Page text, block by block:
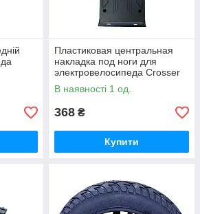
Пластиковая центральная
накладка под ноги для
электровелосипеда Crosser
MAX 363
В наявності 1 од.
368 ₴
Купити